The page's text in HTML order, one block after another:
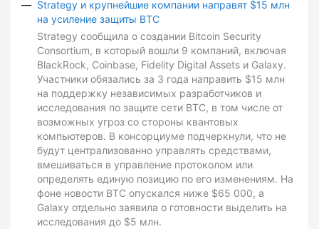
Strategy и крупнейшие компании направят $15 млн
на усиление защиты BTC
Strategy сообщила о создании Bitcoin Security
Consortium, в который вошли 9 компаний, включая
BlackRock, Coinbase, Fidelity Digital Assets и Galaxy.
Участники обязались за 3 года направить $15 млн
на поддержку независимых разработчиков и
исследования по защите сети BTC, в том числе от
возможных угроз со стороны квантовых
компьютеров. В консорциуме подчеркнули, что не
будут централизованно управлять средствами,
вмешиваться в управление протоколом или
определять единую позицию по его изменениям. На
фоне новости BTC опускался ниже $65 000, а
Galaxy отдельно заявила о готовности выделить на
исследования до $5 млн.